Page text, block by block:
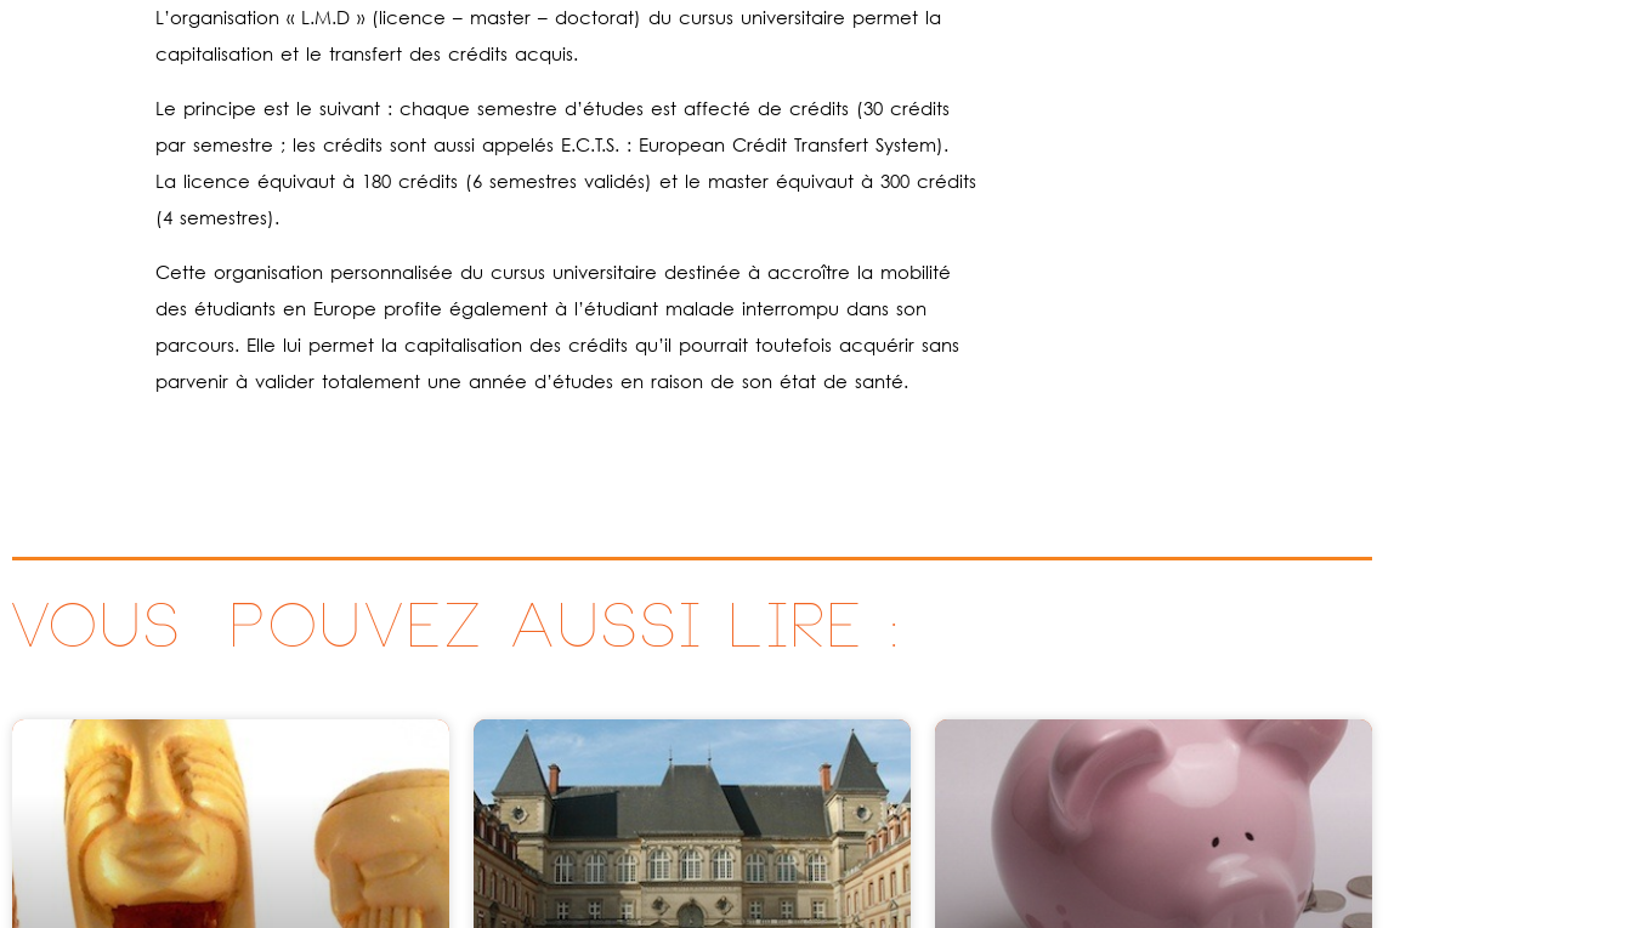
L’organisation « L.M.D » (licence – master – doctorat) du cursus universitaire permet la
capitalisation et le transfert des crédits acquis.
Le principe est le suivant : chaque semestre d’études est affecté de crédits (30 crédits
par semestre ; les crédits sont aussi appelés E.C.T.S. : European Crédit Transfert System).
La licence équivaut à 180 crédits (6 semestres validés) et le master équivaut à 300 crédits
(4 semestres).
Cette organisation personnalisée du cursus universitaire destinée à accroître la mobilité
des étudiants en Europe profite également à l’étudiant malade interrompu dans son
parcours. Elle lui permet la capitalisation des crédits qu’il pourrait toutefois acquérir sans
parvenir à valider totalement une année d’études en raison de son état de santé.
VOUS ^POUVEZ AUSSI LIRE :